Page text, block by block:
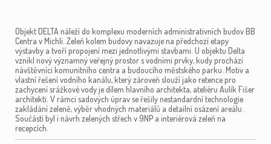
Objekt DELTA náleží do komplexu moderních administrativních budov BB
Centra v Michli. Zeleň kolem budovy navazuje na předchozí etapy
výstavby a tvoří propojení mezi jednotlivými stavbami. U objektu Delta
vznikl nový významný veřejný prostor s vodními prvky, kudy prochází
návštěvníci komunitního centra a budoucího městského parku. Motiv a
vlastní řešení vodního kanálu, který zároveň slouží jako retence pro
zachycení srážkové vody je dílem hlavního architekta, ateliéru Aulík Fišer
architekti. V rámci sadových úprav se řešily nestandardní technologie
zakládání zeleně, výběr vhodných materiálů a detailní osázení areálu.
Součástí byl i návrh zelených střech v 9NP a interiérová zeleň na
recepcích.